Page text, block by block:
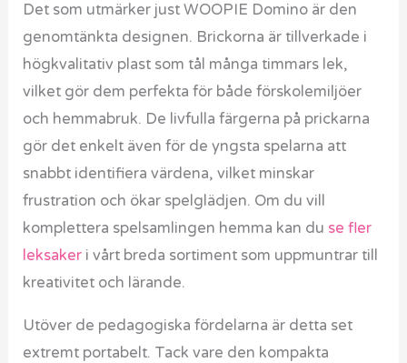
Det som utmärker just WOOPIE Domino är den
genomtänkta designen. Brickorna är tillverkade i
högkvalitativ plast som tål många timmars lek,
vilket gör dem perfekta för både förskolemiljöer
och hemmabruk. De livfulla färgerna på prickarna
gör det enkelt även för de yngsta spelarna att
snabbt identifiera värdena, vilket minskar
frustration och ökar spelglädjen. Om du vill
komplettera spelsamlingen hemma kan du se fler
leksaker i vårt breda sortiment som uppmuntrar till
kreativitet och lärande.
Utöver de pedagogiska fördelarna är detta set
extremt portabelt. Tack vare den kompakta